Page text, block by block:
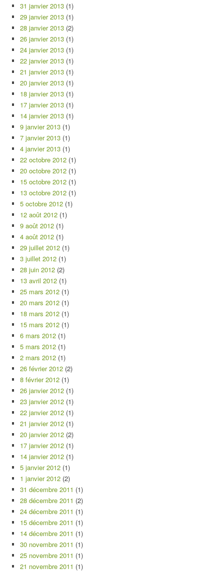
31 janvier 2013 (1)
29 janvier 2013 (1)
28 janvier 2013 (2)
26 janvier 2013 (1)
24 janvier 2013 (1)
22 janvier 2013 (1)
21 janvier 2013 (1)
20 janvier 2013 (1)
18 janvier 2013 (1)
17 janvier 2013 (1)
14 janvier 2013 (1)
9 janvier 2013 (1)
7 janvier 2013 (1)
4 janvier 2013 (1)
22 octobre 2012 (1)
20 octobre 2012 (1)
15 octobre 2012 (1)
13 octobre 2012 (1)
5 octobre 2012 (1)
12 août 2012 (1)
9 août 2012 (1)
4 août 2012 (1)
29 juillet 2012 (1)
3 juillet 2012 (1)
28 juin 2012 (2)
13 avril 2012 (1)
25 mars 2012 (1)
20 mars 2012 (1)
18 mars 2012 (1)
15 mars 2012 (1)
6 mars 2012 (1)
5 mars 2012 (1)
2 mars 2012 (1)
26 février 2012 (2)
8 février 2012 (1)
26 janvier 2012 (1)
23 janvier 2012 (1)
22 janvier 2012 (1)
21 janvier 2012 (1)
20 janvier 2012 (2)
17 janvier 2012 (1)
14 janvier 2012 (1)
5 janvier 2012 (1)
1 janvier 2012 (2)
31 décembre 2011 (1)
28 décembre 2011 (2)
24 décembre 2011 (1)
15 décembre 2011 (1)
14 décembre 2011 (1)
30 novembre 2011 (1)
25 novembre 2011 (1)
21 novembre 2011 (1)